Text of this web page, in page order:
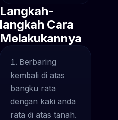
Langkah-
langkah Cara
Melakukannya
Berbaring
kembali di atas
bangku rata
dengan kaki anda
rata di atas tanah.